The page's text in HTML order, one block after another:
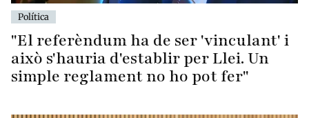
Política
"El referèndum ha de ser 'vinculant' i
això s'hauria d'establir per Llei. Un
simple reglament no ho pot fer"